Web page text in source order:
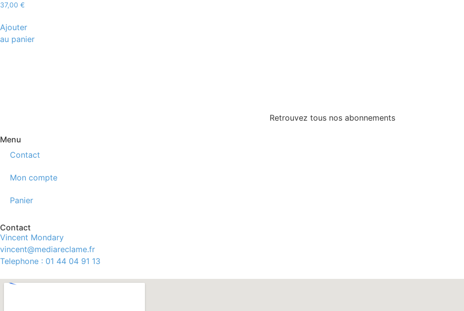
37,00 €
Ajouter
au panier
Retrouvez tous nos abonnements
Menu
Contact
Mon compte
Panier
Contact
Vincent Mondary
vincent@mediareclame.fr
Telephone : 01 44 04 91 13